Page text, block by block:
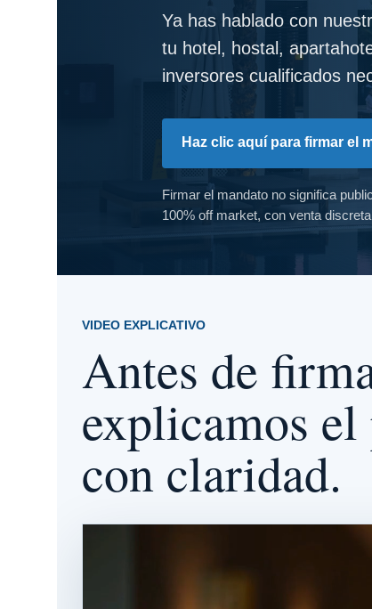
Ya has hablado con
tu hotel, hostal,
inversores cualificados
Haz clic aquí para firmar el
Firmar el mandato no significa
100% off market, con venta
VIDEO EXPLICATIVO
Antes de
explicamos el
con claridad.